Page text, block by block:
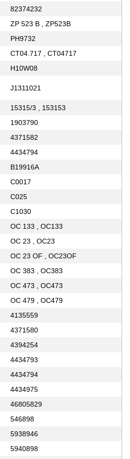
82374232
ZP 523 B , ZP523B
PH9732
CT04.717 , CT04717
H10W08
J1311021
15315/3 , 153153
1903790
4371582
4434794
B19916A
C0017
C025
C1030
OC 133 , OC133
OC 23 , OC23
OC 23 OF , OC23OF
OC 383 , OC383
OC 473 , OC473
OC 479 , OC479
4135559
4371580
4394254
4434793
4434794
4434975
46805829
546898
5938946
5940898